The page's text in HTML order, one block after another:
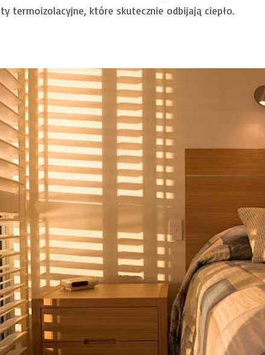
termoizolacyjne, które skutecznie odbijają ciepło.